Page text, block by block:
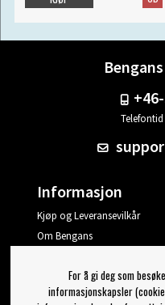
Informasjon
Kjøp og Leveransevilkår
Om Bengans
For å gi deg som
informasjonskapsler